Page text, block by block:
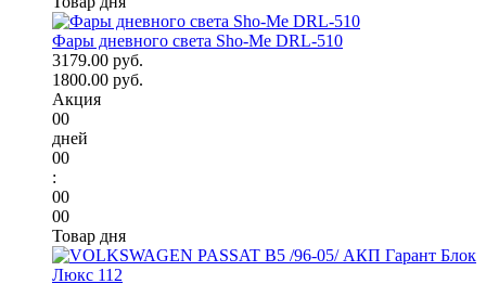
Фары дневного света Sho-Me DRL-510
3179.00 руб.
1800.00 руб.
Акция
00
дней
00
:
00
00
Товар дня